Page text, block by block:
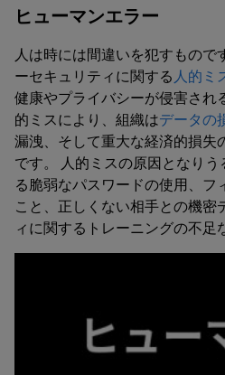
ヒューマンエラー
人は時には間違いを犯すもの
ーセキュリティに関する 人的ミ
健康やプライバシーが侵害され
的ミスにより、組織はデータの
漏洩、そして重大な経済的損失
です。 人的ミスの原因となり
る脆弱なパスワードの使用、フ
こと、正しくない相手との機密
ィに関するトレーニングの不足